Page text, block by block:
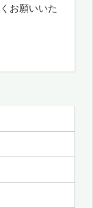
お願いいた